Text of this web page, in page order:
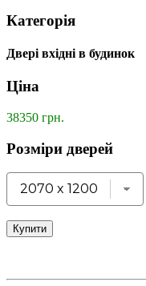
Категорія
Двері вхідні в будинок
Ціна
38350 грн.
Розміри дверей
Купити